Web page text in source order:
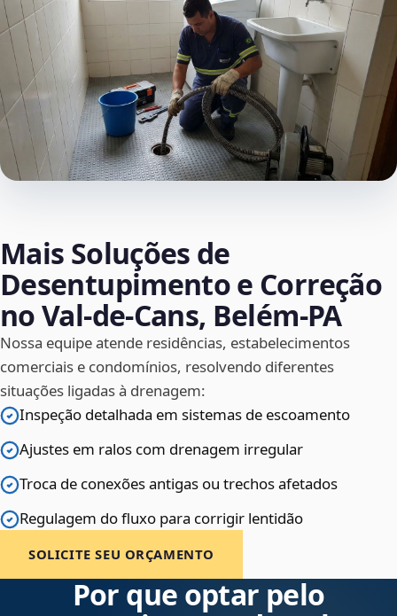
Mais Soluções de
Desentupimento e Correção
no Val-de-Cans, Belém‑PA
Nossa equipe atende residências, estabelecimentos
comerciais e condomínios, resolvendo diferentes
situações ligadas à drenagem:
Inspeção detalhada em sistemas de escoamento
Ajustes em ralos com drenagem irregular
Troca de conexões antigas ou trechos afetados
Regulagem do fluxo para corrigir lentidão
SOLICITE SEU ORÇAMENTO
Por que optar pelo